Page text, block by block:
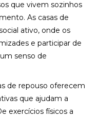
que vivem sozinhos
As casas de
ativo, onde os
e participar de
senso de
de repouso oferecem
que ajudam a
exercícios físicos a